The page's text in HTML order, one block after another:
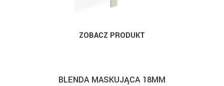
ZOBACZ PRODUKT
BLENDA MASKUJĄCA 18MM